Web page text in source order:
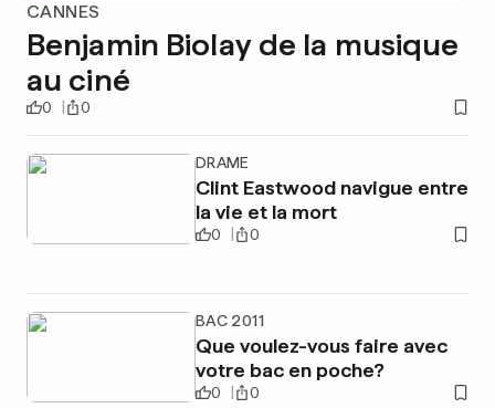
CANNES
Benjamin Biolay de la musique
au ciné
0 0
DRAME
Clint Eastwood navigue entre
la vie et la mort
0 0
BAC 2011
Que voulez-vous faire avec
votre bac en poche?
0 0